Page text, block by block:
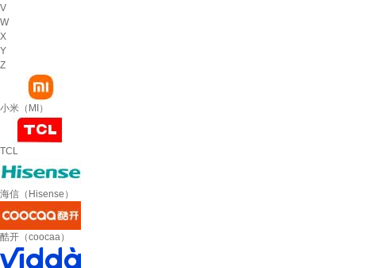
V
W
X
Y
Z
小米（MI）
TCL
海信（Hisense）
酷开（coocaa）